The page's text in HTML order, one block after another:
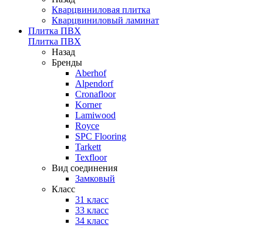
Кварцвиниловая плитка
Кварцвиниловый ламинат
Плитка ПВХ
Плитка ПВХ
Назад
Бренды
Aberhof
Alpendorf
Cronafloor
Korner
Lamiwood
Royce
SPC Flooring
Tarkett
Texfloor
Вид соединения
Замковый
Класс
31 класс
33 класс
34 класс